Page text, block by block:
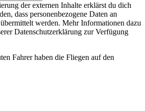
der externen Inhalte erklärst du dich
dass personenbezogene Daten an
werden. Mehr Informationen dazu
Datenschutzerklärung zur Verfügung
Fahrer haben die Fliegen auf den